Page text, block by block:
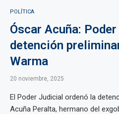
POLÍTICA
Óscar Acuña:
detención
Warma
20 noviembre, 2025
El Poder Judicial ordenó la
Acuña Peralta, hermano del